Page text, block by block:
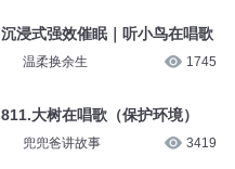
沉浸式强效催眠｜听小鸟在唱歌
温柔换余生 1745
811.大树在唱歌（保护环境）
兜兜爸讲故事 3419